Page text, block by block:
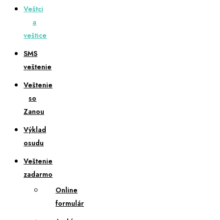
Veštci
a
veštice
SMS
veštenie
Veštenie
so
Zanou
Výklad
osudu
Veštenie
zadarmo
Online
formulár